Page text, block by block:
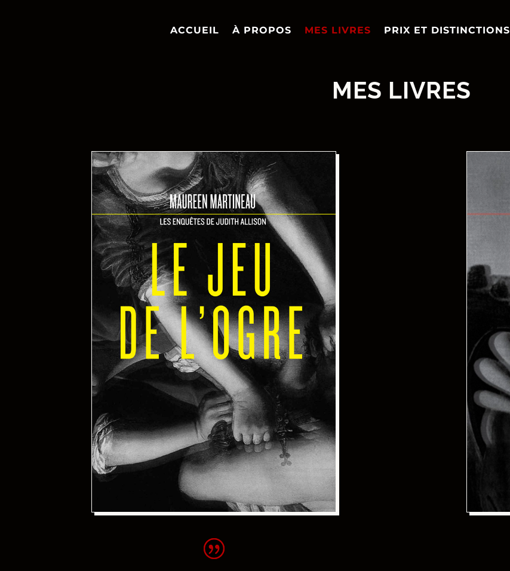
ACCUEIL À PROPOS MES LIVRES PRIX ET DISTINCTIONS
MES LIVRES